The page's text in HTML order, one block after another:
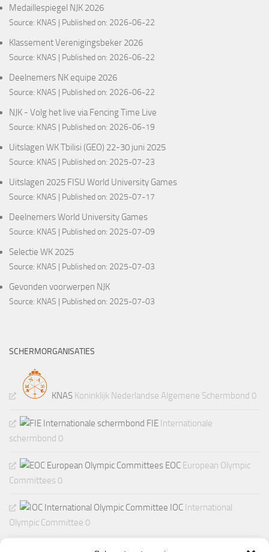
Medaillespiegel NJK 2026
Source: KNAS Published on: 2026-06-22
Klassement Verenigingsbeker 2026
Source: KNAS Published on: 2026-06-22
Deelnemers NK equipe 2026
Source: KNAS Published on: 2026-06-22
NJK - Volg het live via Fencing Time Live
Source: KNAS Published on: 2026-06-19
Uitslagen WK Tbilisi (GEO) 22-30 juni 2025
Source: KNAS Published on: 2025-07-23
Uitslagen 2025 FISU World University Games
Source: KNAS Published on: 2025-07-17
Deelnemers World University Games
Source: KNAS Published on: 2025-07-09
Selectie WK 2025
Source: KNAS Published on: 2025-07-03
Gevonden voorwerpen NJK
Source: KNAS Published on: 2025-07-03
SCHERMORGANISATIES
KNAS Koninklijk Nederlandse Algemene Schermbond 0
FIE Internationale
schermbond 0
EOC European Olympic
Committees 0
IOC International
Olympic Committee 0